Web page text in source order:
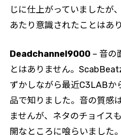
じに仕上がっていましたが
あたり意識されたことはあ
Deadchannel9000 – 音の
とはありません。
ずかしながら最近C3LABか
品で知りました。音の質感
ませんが、ネタのチョイス
開なところに喰らいました